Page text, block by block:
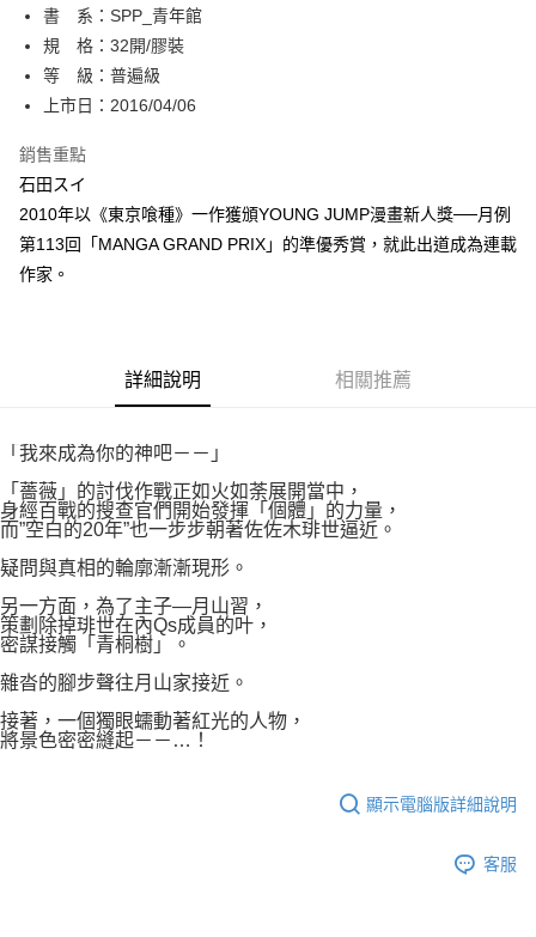
３．安心：先確認商品／服務後，再付款。
【「AFTEE先享後付」結帳流程】
１．於結帳方式選擇「AFTEE先享後付」後，將跳轉至「AFTEE先享後付」
結帳頁面，進行簡訊認證並確認金額後，即可完成結帳。
２．訂單成立數日內，您將收到繳費通知簡訊。
ATM／網路銀行／等多元方式進行付款，方視為交易完成。
※ 請注意：結帳手續完成當下不需立刻繳費，但若您需要取消訂單，請聯絡
購買商品的店家。未經商家同意取消之訂單仍視為有效，需透過AFTEE先享
後付繳納相關費用。
※ 交易是否成功請以「AFTEE先享後付 」之結帳頁面顯示為準，若有關於
是否繳費成功／繳費後需取消欲退款等相關疑問，請聯繫「AFTEE先享後付
易，需依本服務之必要範圍內提供個人資料，並將交易相關給付款項請求債
https://aftee.tw/terms/#terms3
３．未成年的使用者請事先徵得法定代理人或監護人之同意方可使用
「AFTEE先享後付」，若未經同意申辦者引起之損失，本公司不負相關責
任。
４．使用「AFTEE先享後付」時，將依據個別帳號之用戶狀況，依本公司即
請求用戶進行身份認證。
恩沛科技股份有限公司將有權停止該用戶之使用額度並採取法律行動。
全家取貨付款
每筆NT$80，滿NT$500(含以上)免運費
付款後全家取貨
每筆NT$80，滿NT$500(含以上)免運費
付款後萊爾富取貨
每筆NT$80，滿NT$500(含以上)免運費
付款後7-11取貨
宅配
每筆NT$100，滿NT$800(含以上)免運費
國家/地區配送
書 系：SPP_青年館
規 格：32開/膠裝
等 級：普遍級
上市日：2016/04/06
銷售重點
石田スイ
2010年以《東京喰種》一作獲頒YOUNG JUMP漫畫新人獎──月例
第113回「MANGA GRAND PRIX」的準優秀賞，就此出道成為連載
作家。
詳細說明 相關推薦
「我來成為你的神吧－－」
「薔薇」的討伐作戰正如火如荼展開當中，
身經百戰的搜查官們開始發揮「個體」的力量，
而”空白的20年”也一步步朝著佐佐木琲世逼近。
疑問與真相的輪廓漸漸現形。
另一方面，為了主子―月山習，
策劃除掉琲世在內Qs成員的叶，
密謀接觸「青桐樹」。
雜沓的腳步聲往月山家接近。
接著，一個獨眼蠕動著紅光的人物，
將景色密密縫起－－…！
顯示電腦版詳細說明
客服